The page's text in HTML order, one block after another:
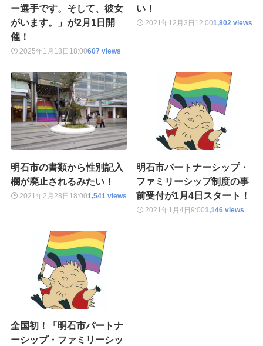
ー選手です。そして、彼女
がいます。」が2月1日開
催！
2025年1月18日 18:00607 views
い！
2021年12月3日 12:001,802 views
明石市の書類から性別記入
欄が廃止されるみたい！
2021年2月28日 18:001,541 views
明石市パートナーシップ・
ファミリーシップ制度の事
前受付が1月4日スタート！
2021年1月4日9:001,146 views
全国初！「明石市パートナ
ーシップ・ファミリーシッ